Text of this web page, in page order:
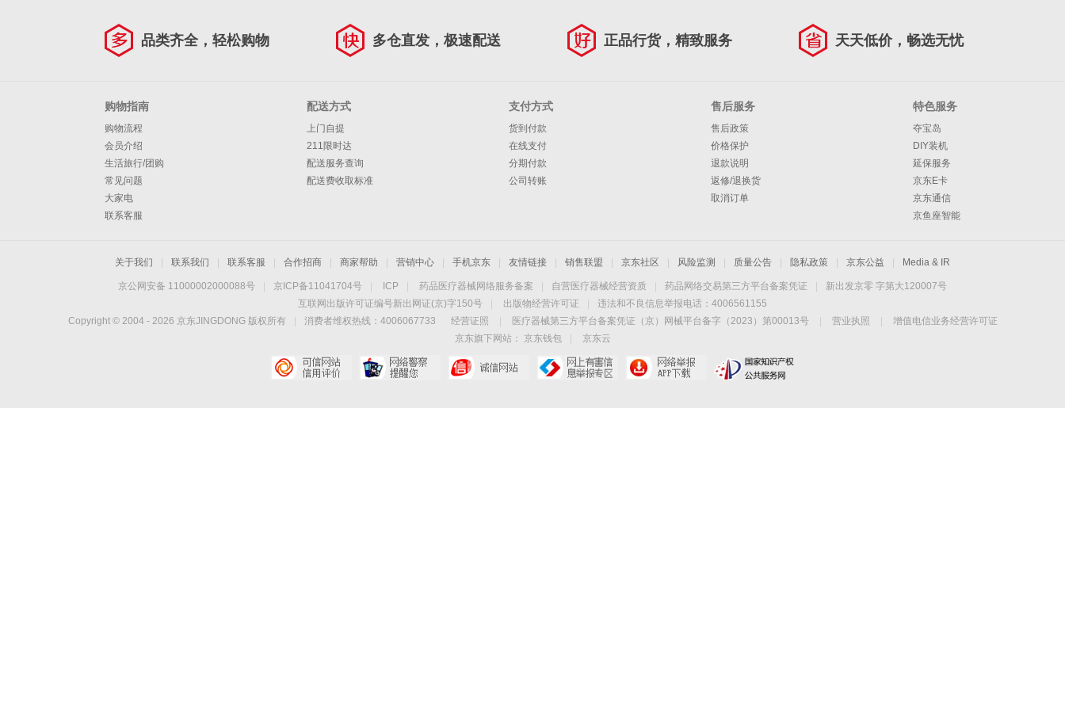
品类齐全，轻松购物 多仓直发，极速配送 正品行货，精致服务 天天低价，畅选无忧
购物指南
购物流程
会员介绍
生活旅行/团购
常见问题
大家电
联系客服
配送方式
上门自提
211限时达
配送服务查询
配送费收取标准
支付方式
货到付款
在线支付
分期付款
公司转账
售后服务
售后政策
价格保护
退款说明
返修/退换货
取消订单
特色服务
夺宝岛
DIY装机
延保服务
京东E卡
京东通信
京鱼座智能
关于我们 联系我们 联系客服 合作招商 商家帮助 营销中心 手机京东 友情链接 销售联盟 京东社区 风险监测 质量公告 隐私政策 京东公益 Media & IR
京公网安备 11000002000088号 京ICP备11041704号 ICP 药品医疗器械网络服务备案 自营医疗器械经营资质 药品网络交易第三方平台备案凭证
新出发京零 字第大120007号
互联网出版许可证编号新出网证(京)字150号
出版物经营许可证
违法和不良信息举报电话：4006561155
Copyright © 2004 - 2026 京东JINGDONG 版权所有 消费者维权热线：4006067733 经营证照 医疗器械第三方平台备案凭证（京）网械平台备字（2023）第00013号 营业执照
增值电信业务经营许可证
京东旗下网站：
京东钱包 京东云